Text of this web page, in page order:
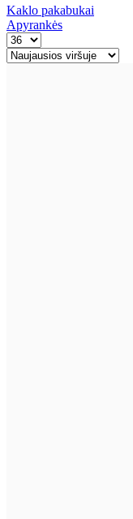
Kaklo pakabukai
Apyrankės